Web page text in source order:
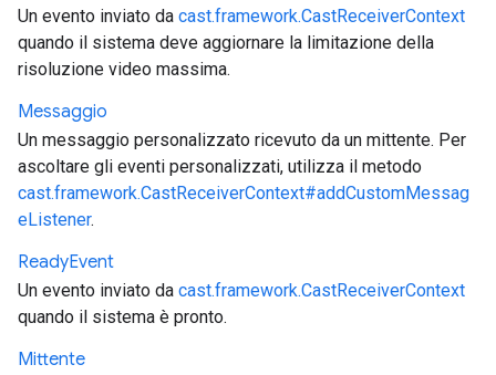
Un evento inviato da cast.framework.CastReceiverContext
quando il sistema deve aggiornare la limitazione della
risoluzione video massima.
Messaggio
Un messaggio personalizzato ricevuto da un mittente. Per
ascoltare gli eventi personalizzati, utilizza il metodo
cast.framework.CastReceiverContext#addCustomMessag
eListener.
ReadyEvent
Un evento inviato da cast.framework.CastReceiverContext
quando il sistema è pronto.
Mittente